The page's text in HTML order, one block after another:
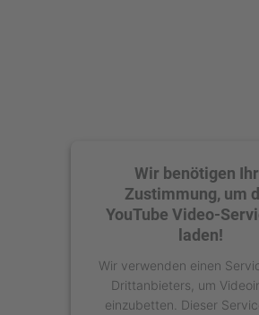
Wir benötigen
Zustimmung, um
YouTube Video-
laden!
Wir verwenden einen
Drittanbieters, um
einzubetten. Dieser